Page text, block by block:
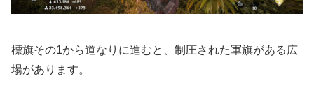
標旗その1から道なりに進むと、制圧された軍旗がある広
場があります。